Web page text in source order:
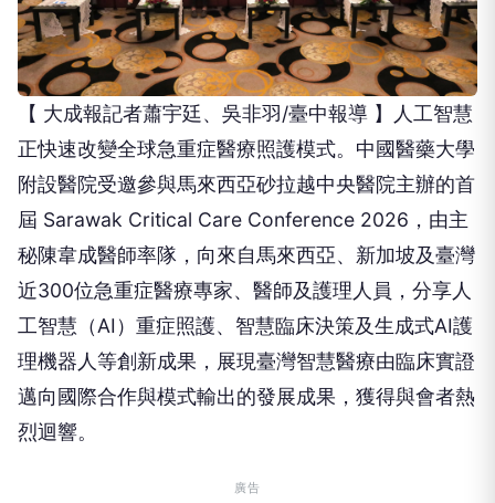
【 大成報記者蕭宇廷、吳非羽/臺中報導 】人工智慧
正快速改變全球急重症醫療照護模式。中國醫藥大學
附設醫院受邀參與馬來西亞砂拉越中央醫院主辦的首
屆 Sarawak Critical Care Conference 2026，由主
秘陳韋成醫師率隊，向來自馬來西亞、新加坡及臺灣
近300位急重症醫療專家、醫師及護理人員，分享人
工智慧（AI）重症照護、智慧臨床決策及生成式AI護
理機器人等創新成果，展現臺灣智慧醫療由臨床實證
邁向國際合作與模式輸出的發展成果，獲得與會者熱
烈迴響。
廣告